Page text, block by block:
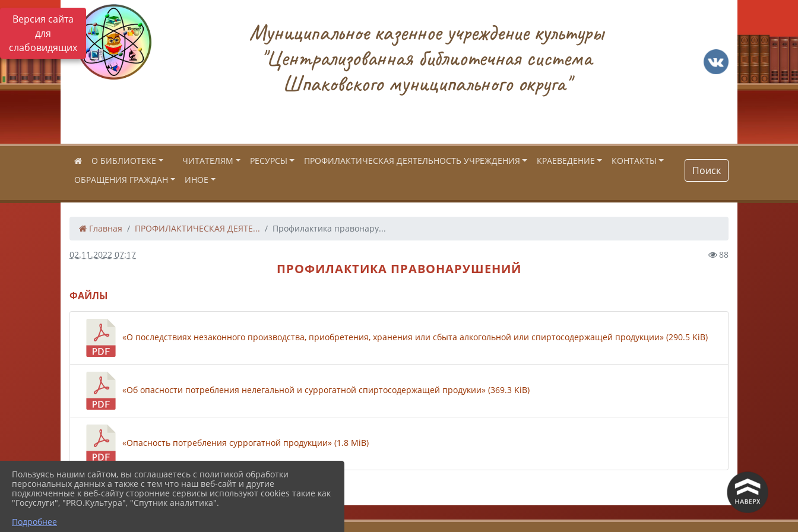
Версия сайта
для
слабовидящих
Муниципальное казенное учреждение культуры
"Централизованная библиотечная система
Шпаковского муниципального округа"
О БИБЛИОТЕКЕ ЧИТАТЕЛЯМ РЕСУРСЫ ПРОФИЛАКТИЧЕСКАЯ ДЕЯТЕЛЬНОСТЬ УЧРЕЖДЕНИЯ КРАЕВЕДЕНИЕ
КОНТАКТЫ
ОБРАЩЕНИЯ ГРАЖДАН
ИНОЕ
Поиск
Главная ПРОФИЛАКТИЧЕСКАЯ ДЕЯТЕ... Профилактика правонару...
02.11.2022 07:17 88
ПРОФИЛАКТИКА ПРАВОНАРУШЕНИЙ
ФАЙЛЫ
«О последствиях незаконного производства, приобретения, хранения или сбыта алкогольной или спиртосодержащей продукции» (290.5 KiB)
«Об опасности потребления нелегальной и суррогатной спиртосодержащей продукии» (369.3 KiB)
«Опасность потребления суррогатной продукции» (1.8 MiB)
Скачать все ^
Пользуясь нашим сайтом, вы соглашаетесь с политикой обработки
персональных данных а также с тем что наш веб-сайт и другие
подключенные к веб-сайту сторонние сервисы используют cookies такие как
"Госуслуги", "PRO.Культура", "Спутник аналитика".
Подробнее